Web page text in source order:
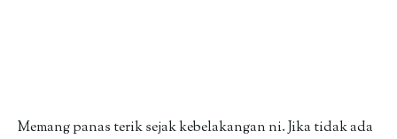
Memang panas terik sejak kebelakangan ni. Jika tidak ada